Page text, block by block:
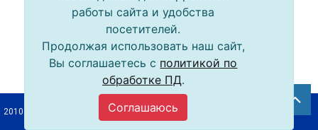
2010–2026 © ООО «Упак-Байкал»
работы сайта и удобства
посетителей.
Продолжая использовать наш сайт,
Вы соглашаетесь с политикой по
обработке ПД.
Соглашаюсь